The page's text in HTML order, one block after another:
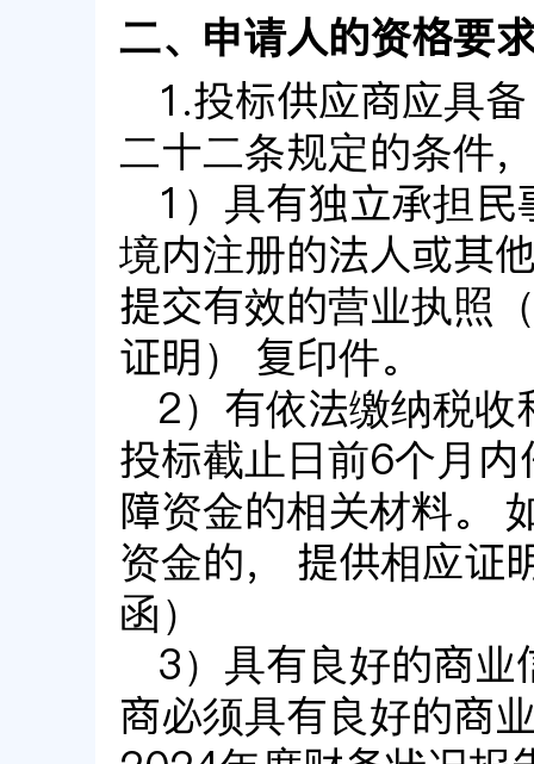
二、申请人的资格要
1.投标供应商应具
二十二条规定的条件
1）具有独立承担
境内注册的法人或其
提交有效的营业执照
证明） 复印件。
2）有依法缴纳税
投标截止日前6个月
障资金的相关材料。
资金的， 提供相应证
函）
3）具有良好的商
商必须具有良好的商